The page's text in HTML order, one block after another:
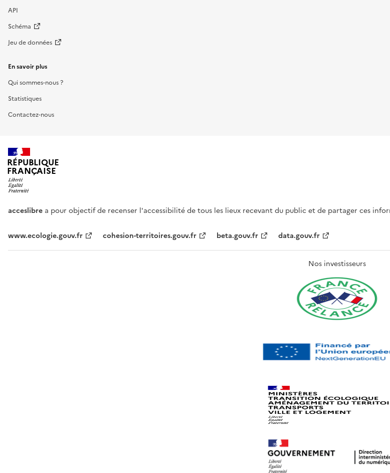
API
Schéma
Jeu de données
En savoir plus
Qui sommes-nous ?
Statistiques
Contactez-nous
RÉPUBLIQUE
FRANÇAISE
acceslibre a pour objectif de recenser l'accessibilité de tous les lieux recevant du public et de partager ces
www.ecologie.gouv.fr cohesion-territoires.gouv.fr beta.gouv.fr data.gouv.fr
Nos investisseurs